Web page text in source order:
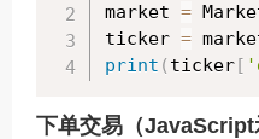
market =
ticker =
print ( ticker[
下单交易（JavaScript